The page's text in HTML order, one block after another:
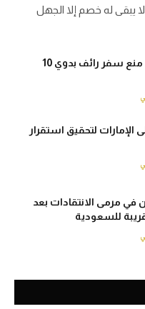
يبقى له خصم إلا الجهل
السعودية تؤكد منع سفر رائف بدوي 10
الإمارات لتحقيق استقرار
مرمى الانتقادات بعد
للسعودية